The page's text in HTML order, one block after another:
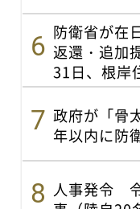
防衛省が在
返還・追加
31日、根岸
政府が「骨
年以内に防
人事発令